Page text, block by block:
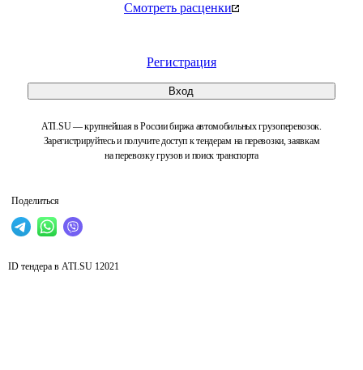
Смотреть расценки
Регистрация
Вход
ATI.SU — крупнейшая в России биржа автомобильных грузоперевозок.
Зарегистрируйтесь и получите доступ к тендерам на перевозки, заявкам
на перевозку грузов и поиск транспорта
Поделиться
ID тендера в ATI.SU 12021